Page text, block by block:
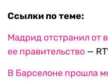
Ссылки по теме:
Мадрид отстранил от
ее правительство —
В Барселоне прошла